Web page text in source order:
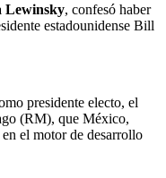
Lewinsky, confesó haber
estadounidense Bill
presidente electo, el
(RM), que México,
el motor de desarrollo